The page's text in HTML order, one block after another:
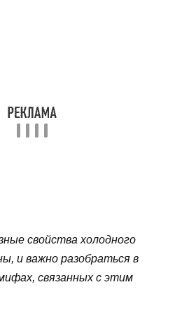
свойства холодного
и важно разобраться в
связанных с этим